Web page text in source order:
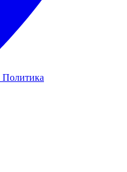
Политика